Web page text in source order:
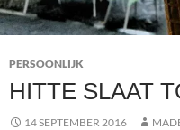
PERSOONLIJK
HITTE SLAAT
14 SEPTEMBER 2016